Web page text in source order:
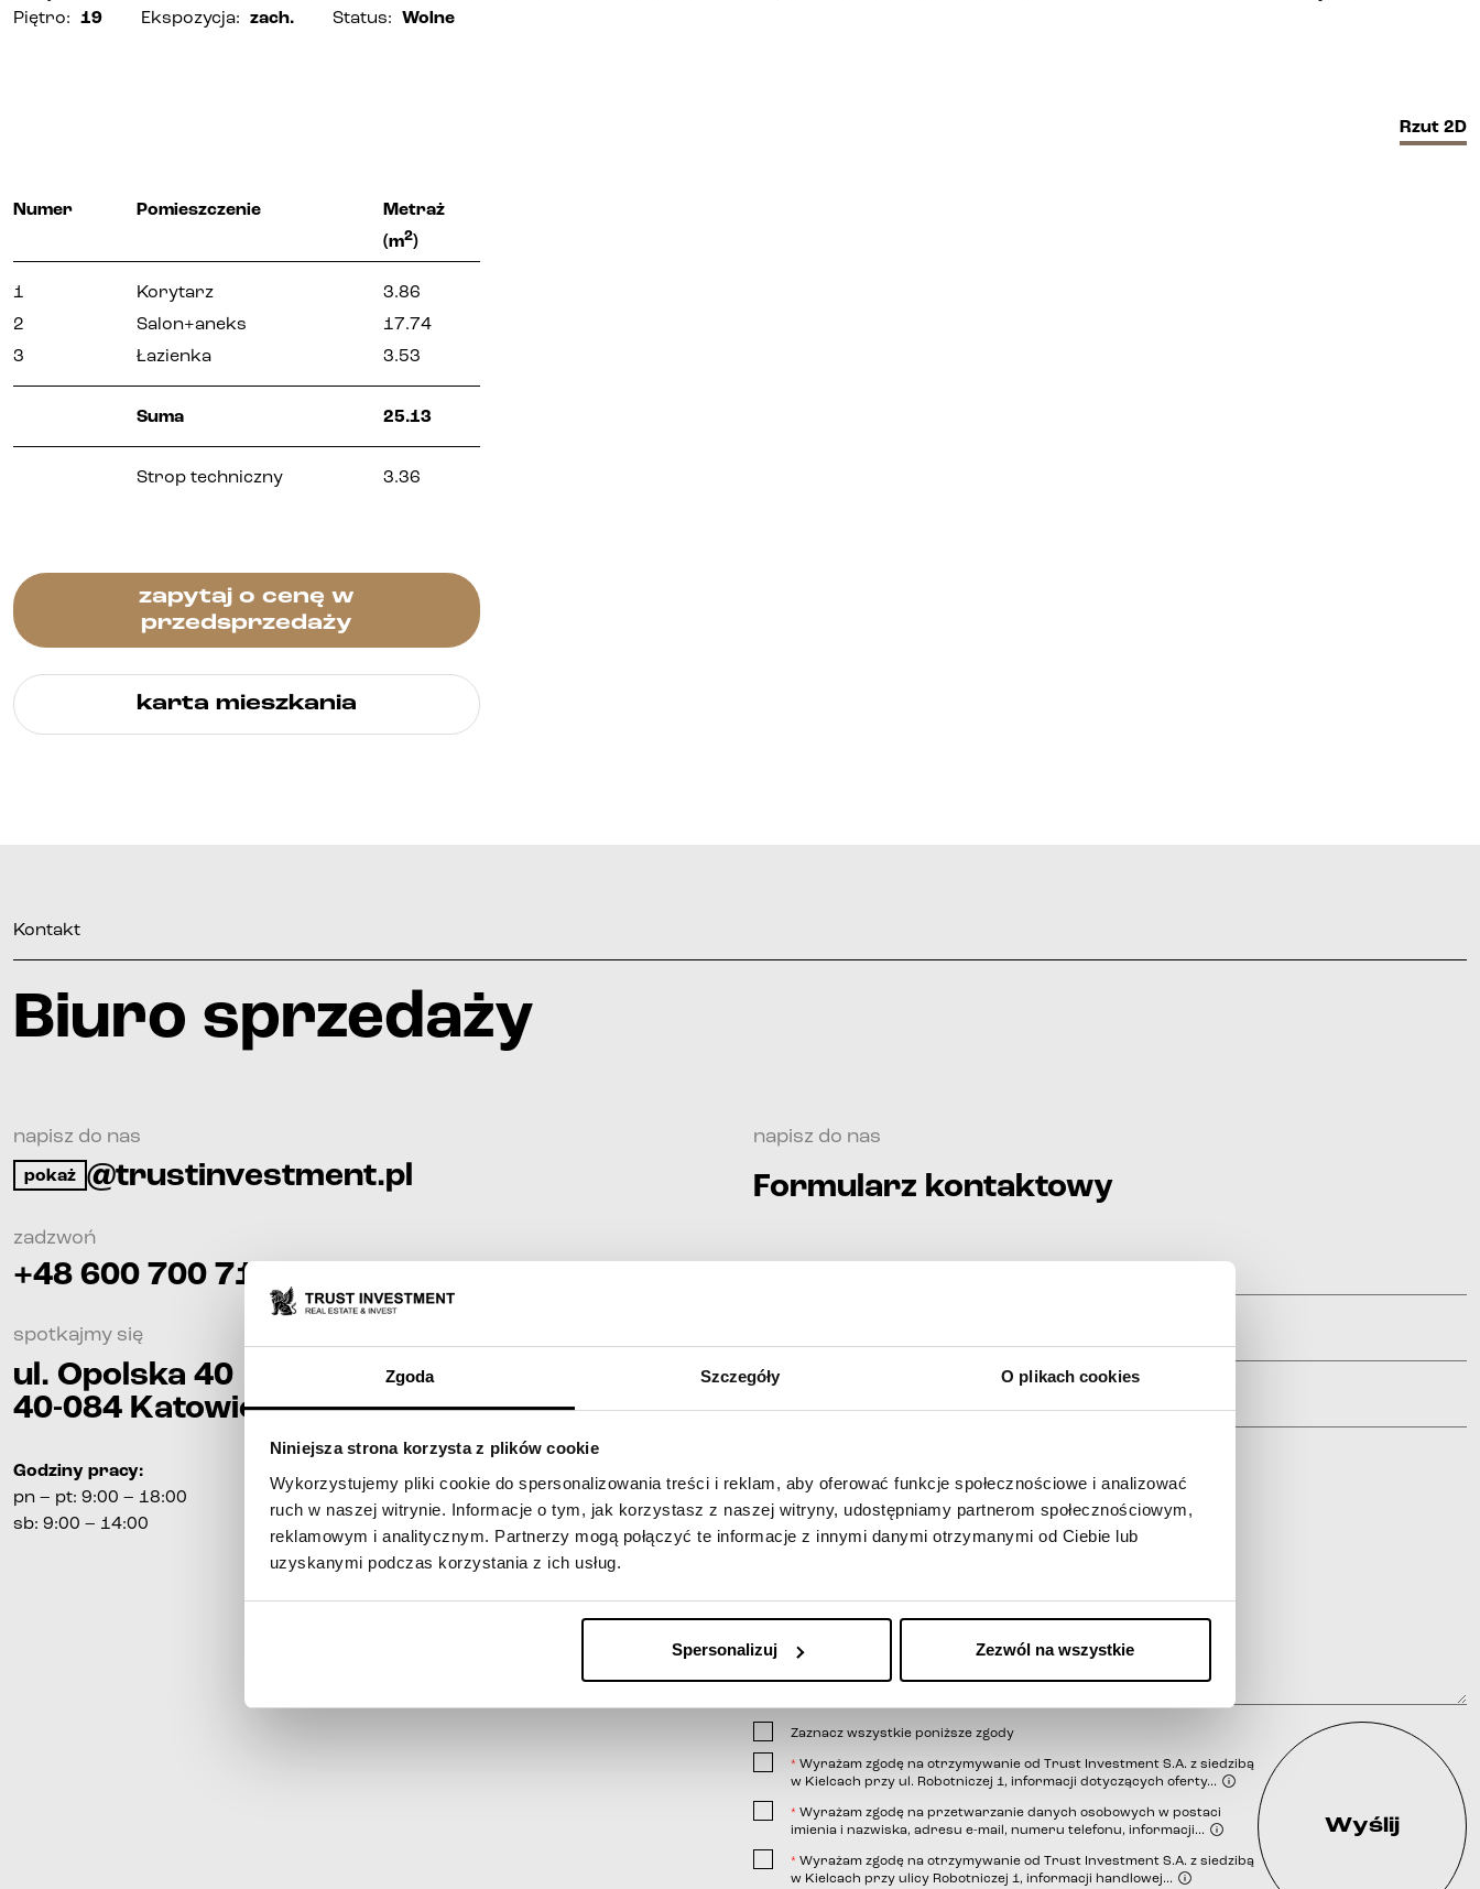
Zgoda Szczegóły O plikach cookies
Niniejsza strona korzysta z plików cookie
Wykorzystujemy pliki cookie do spersonalizowania treści i reklam, aby oferować funkcje społecznościowe i analizować
ruch w naszej witrynie. Informacje o tym, jak korzystasz z naszej witryny, udostępniamy partnerom społecznościowym,
reklamowym i analitycznym. Partnerzy mogą połączyć te informacje z innymi danymi otrzymanymi od Ciebie lub
uzyskanymi podczas korzystania z ich usług.
Spersonalizuj Zezwól na wszystkie
26.06.2026 370 667,50
Piętro: 19 Ekspozycja: zach. Status: Wolne
Numer Pomieszczenie
Metraż
(m2)
1 Korytarz
3.86
2
Salon+aneks
17.74
3
Łazienka 3.53
Suma 25.13
Strop techniczny 3.36
zapytaj o cenę w
przedsprzedaży
karta mieszkania
Rzut 2D
Kontakt
Biuro sprzedaży
napisz do nas
pokaż @trustinvestment.pl
zadzwoń
+48 600 700 713
spotkajmy się
ul. Opolska 40
40-084 Katowice
Godziny pracy:
pn – pt: 9:00 – 18:00
sb: 9:00 – 14:00
napisz do nas
Formularz kontaktowy
imię i nazwisko*
Zaznacz wszystkie poniższe zgody
* Wyrażam zgodę na otrzymywanie od Trust Investment S.A. z siedzibą
w Kielcach przy ul. Robotniczej 1, informacji dotyczących oferty...
* Wyrażam zgodę na przetwarzanie danych osobowych w postaci
imienia i nazwiska, adresu e-mail, numeru telefonu, informacji...
* Wyrażam zgodę na otrzymywanie od Trust Investment S.A. z siedzibą
w Kielcach przy ulicy Robotniczej 1, informacji handlowej...
Wyślij